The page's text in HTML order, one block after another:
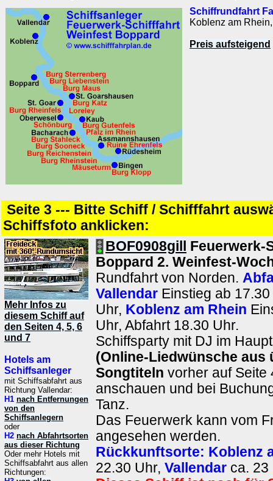
Schiffrundfahrt
Koblenz am
Preis aufsteigend
Seite 3 --- Bitte Schiff / Schifffahrt
Schiffsfoto anklicken:
Mehr Infos zu
diesem Schiff auf
den Seiten 4, 5, 6
und 7
Hotels am
Schiffsanleger
mit Schiffsabfahrt aus
Richtung Vallendar:
H1 nach Entfernungen
von den
Schiffsanlegern
oder
H2 nach Abfahrtsorten
aus dieser Richtung
Oder mehr Hotels mit
Schiffsabfahrt aus allen
Richtungen:
BOF0908gill
Feuerwerk-
Boppard 2. Weinfest-
Rundfahrt von Norden.
Vallendar Einstieg ab
Uhr, Koblenz am Rhein
Uhr, Abfahrt 18.30 Uhr.
Schiffsparty mit DJ im
(Online-Liedwünsche aus
Songtiteln vorher auf Seite
anschauen und bei
Tanz.
Das Feuerwerk kann vom
angesehen werden.
Rückkunftsorte: Koblenz
22.30 Uhr, Vallendar ca. 23